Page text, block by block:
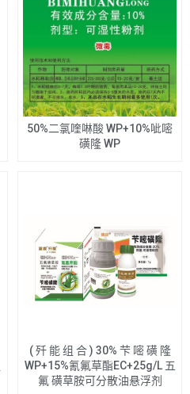
50%二氯喹啉酸 WP+10%呲嘧
磺隆 WP
( 歼 能 组 合 ) 30% 芐 嘧 磺 隆
WP+15%氰氟草酯EC+25g/L 五
氟 磺草胺可分散油悬浮剂